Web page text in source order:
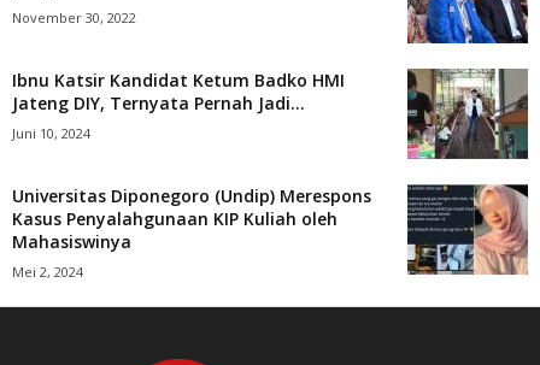
November 30, 2022
Ibnu Katsir Kandidat Ketum Badko HMI
Jateng DIY, Ternyata Pernah Jadi...
Juni 10, 2024
Universitas Diponegoro (Undip) Merespons
Kasus Penyalahgunaan KIP Kuliah oleh
Mahasiswinya
Mei 2, 2024